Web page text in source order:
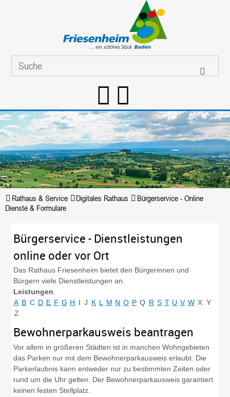
Rathaus & Service Digitales Rathaus
Bürgerservice - Online
Dienste & Formulare
Bürgerservice - Dienstleistungen
online oder vor Ort
Das Rathaus Friesenheim bietet den Bürgerinnen und
Bürgern viele Dienstleistungen an.
Leistungen
A B C D E F G H I J K L M N O P Q R S T U V W X Y
Z
Bewohnerparkausweis beantragen
Vor allem in größeren Städten ist in manchen Wohngebieten
das Parken nur mit dem Bewohnerparkausweis erlaubt. Die
Parkerlaubnis kann entweder nur zu bestimmten Zeiten oder
rund um die Uhr gelten. Der Bewohnerparkausweis garantiert
keinen festen Stellplatz.